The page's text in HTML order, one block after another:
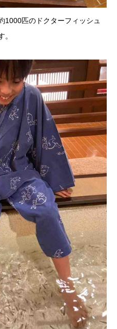
1000匹のドクターフィッシュ